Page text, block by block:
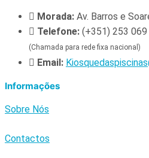
Morada: Av. Barros e
Telefone: (+351) 253 069
(Chamada para rede fixa nacional)
Email:
Informações
Sobre Nós
Contactos